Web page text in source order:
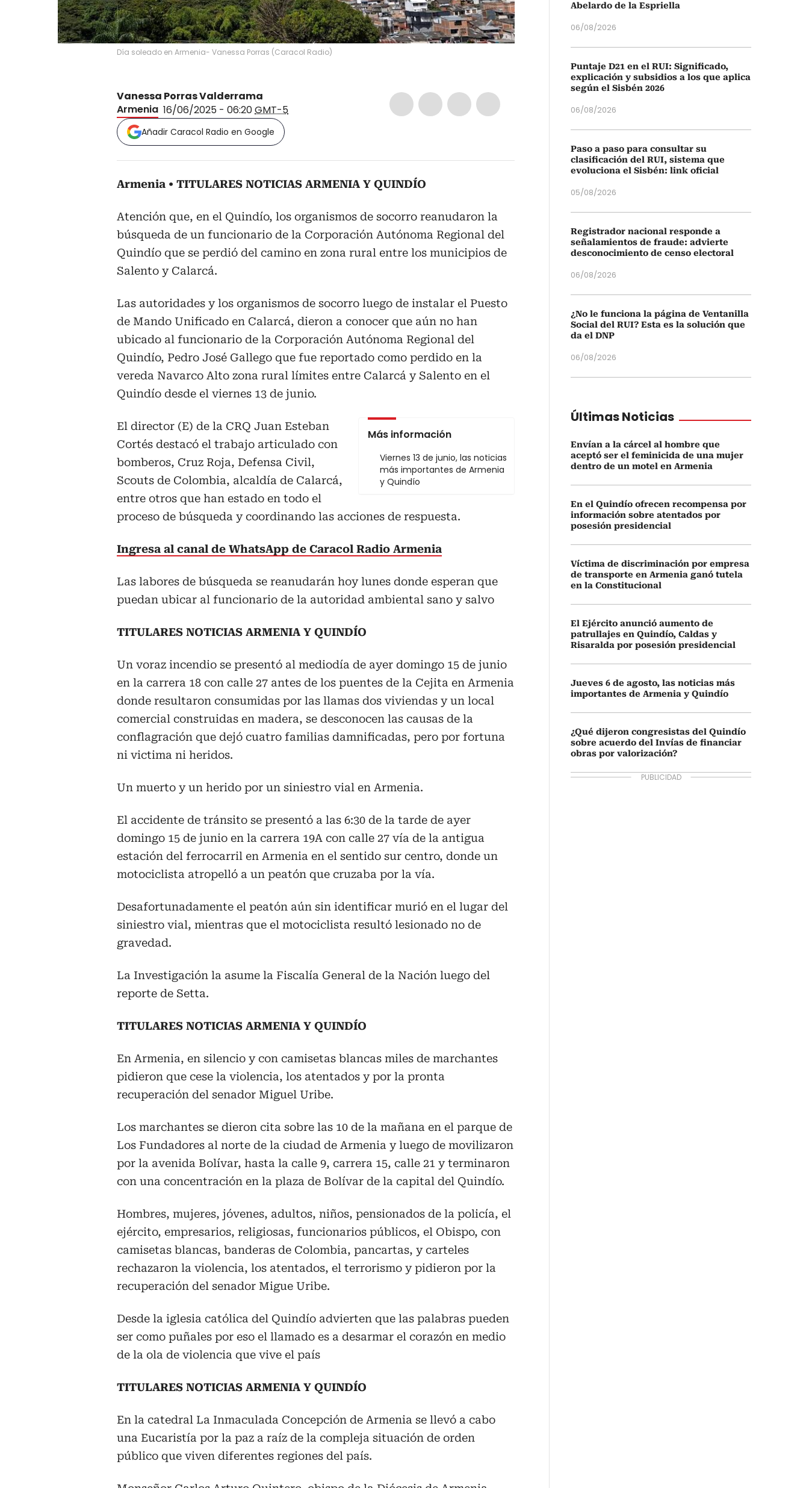
Día soleado en Armenia- Vanessa Porras (Caracol Radio)
Vanessa Porras Valderrama
Armenia 16/06/2025 - 06:20GMT-5
Añadir Caracol Radio en Google
Armenia TITULARES NOTICIAS ARMENIA Y QUINDÍO
Atención que, en el Quindío, los organismos de socorro reanudaron la
búsqueda de un funcionario de la Corporación Autónoma Regional del
Quindío que se perdió del camino en zona rural entre los municipios de
Salento y Calarcá.
Las autoridades y los organismos de socorro luego de instalar el Puesto
de Mando Unificado en Calarcá, dieron a conocer que aún no han
ubicado al funcionario de la Corporación Autónoma Regional del
Quindío, Pedro José Gallego que fue reportado como perdido en la
vereda Navarco Alto zona rural límites entre Calarcá y Salento en el
Quindío desde el viernes 13 de junio.
Más información
Viernes 13 de junio, las noticias
más importantes de Armenia
y Quindío
El director (E) de la CRQ Juan Esteban
Cortés destacó el trabajo articulado con
bomberos, Cruz Roja, Defensa Civil,
Scouts de Colombia, alcaldía de Calarcá,
entre otros que han estado en todo el
proceso de búsqueda y coordinando las acciones de respuesta.
Ingresa al canal de WhatsApp de Caracol Radio Armenia
Las labores de búsqueda se reanudarán hoy lunes donde esperan que
puedan ubicar al funcionario de la autoridad ambiental sano y salvo
TITULARES NOTICIAS ARMENIA Y QUINDÍO
Un voraz incendio se presentó al mediodía de ayer domingo 15 de junio
en la carrera 18 con calle 27 antes de los puentes de la Cejita en Armenia
donde resultaron consumidas por las llamas dos viviendas y un local
comercial construidas en madera, se desconocen las causas de la
conflagración que dejó cuatro familias damnificadas, pero por fortuna
ni victima ni heridos.
Un muerto y un herido por un siniestro vial en Armenia.
El accidente de tránsito se presentó a las 6:30 de la tarde de ayer
domingo 15 de junio en la carrera 19A con calle 27 vía de la antigua
estación del ferrocarril en Armenia en el sentido sur centro, donde un
motociclista atropelló a un peatón que cruzaba por la vía.
Desafortunadamente el peatón aún sin identificar murió en el lugar del
siniestro vial, mientras que el motociclista resultó lesionado no de
gravedad.
La Investigación la asume la Fiscalía General de la Nación luego del
reporte de Setta.
TITULARES NOTICIAS ARMENIA Y QUINDÍO
En Armenia, en silencio y con camisetas blancas miles de marchantes
pidieron que cese la violencia, los atentados y por la pronta
recuperación del senador Miguel Uribe.
Los marchantes se dieron cita sobre las 10 de la mañana en el parque de
Los Fundadores al norte de la ciudad de Armenia y luego de movilizaron
por la avenida Bolívar, hasta la calle 9, carrera 15, calle 21 y terminaron
con una concentración en la plaza de Bolívar de la capital del Quindío.
Hombres, mujeres, jóvenes, adultos, niños, pensionados de la policía, el
ejército, empresarios, religiosas, funcionarios públicos, el Obispo, con
camisetas blancas, banderas de Colombia, pancartas, y carteles
rechazaron la violencia, los atentados, el terrorismo y pidieron por la
recuperación del senador Migue Uribe.
Desde la iglesia católica del Quindío advierten que las palabras pueden
ser como puñales por eso el llamado es a desarmar el corazón en medio
de la ola de violencia que vive el país
TITULARES NOTICIAS ARMENIA Y QUINDÍO
En la catedral La Inmaculada Concepción de Armenia se llevó a cabo
una Eucaristía por la paz a raíz de la compleja situación de orden
público que viven diferentes regiones del país.
Abelardo de la Espriella
06/08/2026
Puntaje D21 en el RUI: Significado,
explicación y subsidios a los que aplica
según el Sisbén 2026
06/08/2026
Paso a paso para consultar su
clasificación del RUI, sistema que
evoluciona el Sisbén: link oficial
05/08/2026
Registrador nacional responde a
señalamientos de fraude: advierte
desconocimiento de censo electoral
06/08/2026
¿No le funciona la página de Ventanilla
Social del RUI? Esta es la solución que
da el DNP
06/08/2026
Últimas Noticias
Envían a la cárcel al hombre que
aceptó ser el feminicida de una mujer
dentro de un motel en Armenia
En el Quindío ofrecen recompensa por
información sobre atentados por
posesión presidencial
Víctima de discriminación por empresa
de transporte en Armenia ganó tutela
en la Constitucional
El Ejército anunció aumento de
patrullajes en Quindío, Caldas y
Risaralda por posesión presidencial
Jueves 6 de agosto, las noticias más
importantes de Armenia y Quindío
¿Qué dijeron congresistas del Quindío
sobre acuerdo del Invías de financiar
obras por valorización?